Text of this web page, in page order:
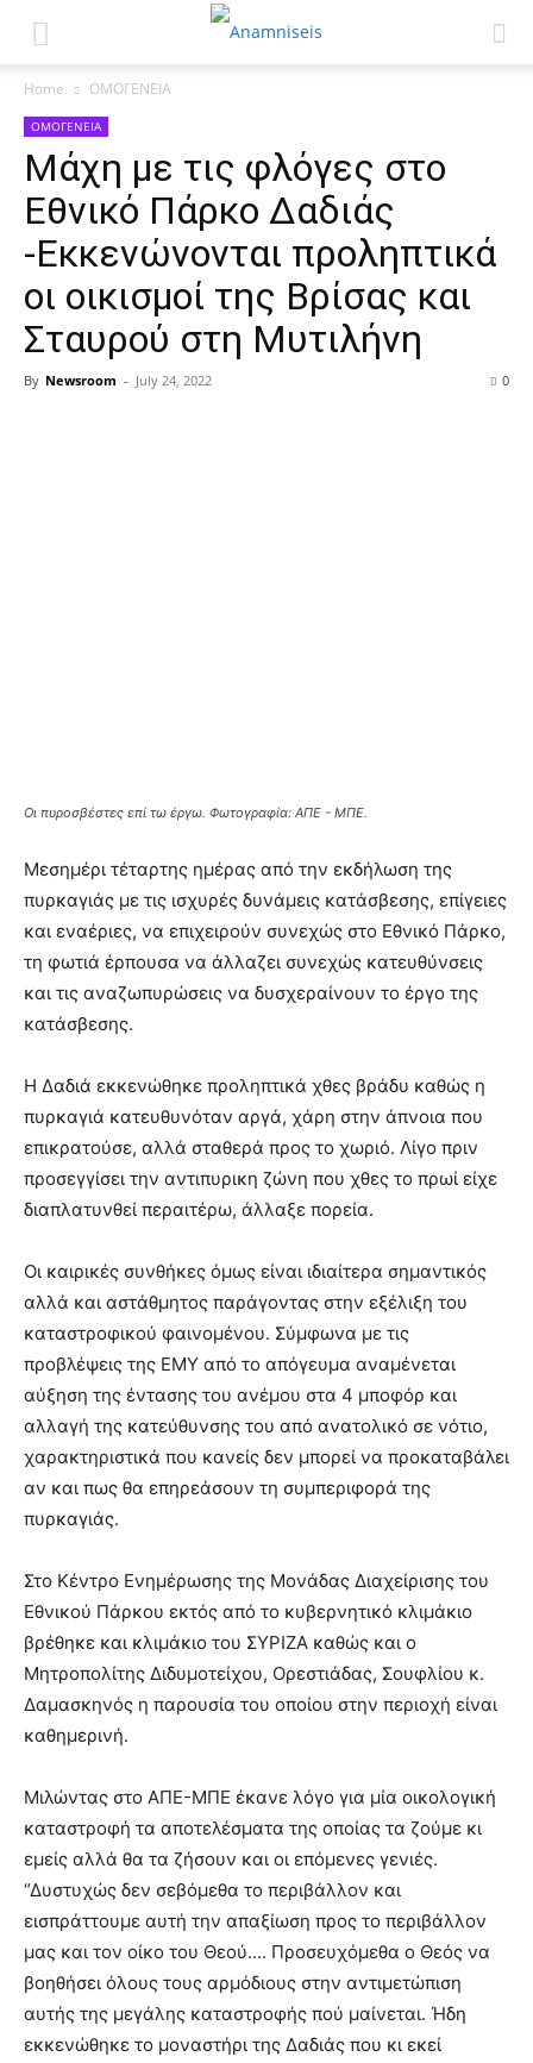
Home ΟΜΟΓΕΝΕΙΑ
ΟΜΟΓΕΝΕΙΑ
Μάχη με τις φλόγες στο
Εθνικό Πάρκο Δαδιάς
-Εκκενώνονται προληπτικά
οι οικισμοί της Βρίσας και
Σταυρού στη Μυτιλήνη
By Newsroom - July 24, 2022 0
Οι πυροσβέστες επί τω έργω. Φωτογραφία: ΑΠΕ - ΜΠΕ.
Μεσημέρι τέταρτης ημέρας από την εκδήλωση της
πυρκαγιάς με τις ισχυρές δυνάμεις κατάσβεσης, επίγειες
και εναέριες, να επιχειρούν συνεχώς στο Εθνικό Πάρκο,
τη φωτιά έρπουσα να άλλαζει συνεχώς κατευθύνσεις
και τις αναζωπυρώσεις να δυσχεραίνουν το έργο της
κατάσβεσης.
Η Δαδιά εκκενώθηκε προληπτικά χθες βράδυ καθώς η
πυρκαγιά κατευθυνόταν αργά, χάρη στην άπνοια που
επικρατούσε, αλλά σταθερά προς το χωριό. Λίγο πριν
προσεγγίσει την αντιπυρικη ζώνη που χθες το πρωί είχε
διαπλατυνθεί περαιτέρω, άλλαξε πορεία.
Οι καιρικές συνθήκες όμως είναι ιδιαίτερα σημαντικός
αλλά και αστάθμητος παράγοντας στην εξέλιξη του
καταστροφικού φαινομένου. Σύμφωνα με τις
προβλέψεις της ΕΜΥ από το απόγευμα αναμένεται
αύξηση της έντασης του ανέμου στα 4 μποφόρ και
αλλαγή της κατεύθυνσης του από ανατολικό σε νότιο,
χαρακτηριστικά που κανείς δεν μπορεί να προκαταβάλει
αν και πως θα επηρεάσουν τη συμπεριφορά της
πυρκαγιάς.
Στο Κέντρο Ενημέρωσης της Μονάδας Διαχείρισης του
Εθνικού Πάρκου εκτός από το κυβερνητικό κλιμάκιο
βρέθηκε και κλιμάκιο του ΣΥΡΙΖΑ καθώς και ο
Μητροπολίτης Διδυμοτείχου, Ορεστιάδας, Σουφλίου κ.
Δαμασκηνός η παρουσία του οποίου στην περιοχή είναι
καθημερινή.
Μιλώντας στο ΑΠΕ-ΜΠΕ έκανε λόγο για μία οικολογική
καταστροφή τα αποτελέσματα της οποίας τα ζούμε κι
εμείς αλλά θα τα ζήσουν και οι επόμενες γενιές.
“Δυστυχώς δεν σεβόμεθα το περιβάλλον και
εισπράττουμε αυτή την απαξίωση προς το περιβάλλον
μας και τον οίκο του Θεού…. Προσευχόμεθα ο Θεός να
βοηθήσει όλους τους αρμόδιους στην αντιμετώπιση
αυτής της μεγάλης καταστροφής πού μαίνεται. Ήδη
εκκενώθηκε το μοναστήρι της Δαδιάς που κι εκεί